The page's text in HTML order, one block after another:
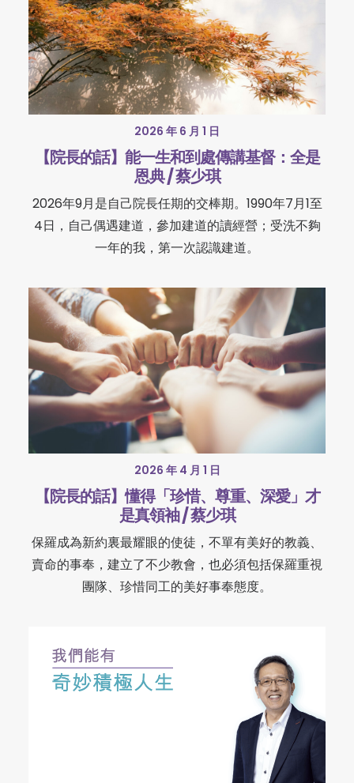
2026 年 6 月 1 日
【院長的話】能一生和到處傳講基督：全是
恩典 / 蔡少琪
2026年9月是自己院長任期的交棒期。1990年7月1至
4日，自己偶遇建道，參加建道的讀經營；受洗不夠
一年的我，第一次認識建道。
2026 年 4 月 1 日
【院長的話】懂得「珍惜、尊重、深愛」才
是真領袖 / 蔡少琪
保羅成為新約裏最耀眼的使徒，不單有美好的教義、
賣命的事奉，建立了不少教會，也必須包括保羅重視
團隊、珍惜同工的美好事奉態度。